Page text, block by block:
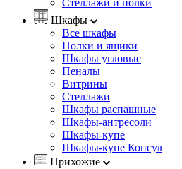
Стеллажи и полки
Шкафы
Все шкафы
Полки и ящики
Шкафы угловые
Пеналы
Витрины
Стеллажи
Шкафы распашные
Шкафы-антресоли
Шкафы-купе
Шкафы-купе Консул
Прихожие